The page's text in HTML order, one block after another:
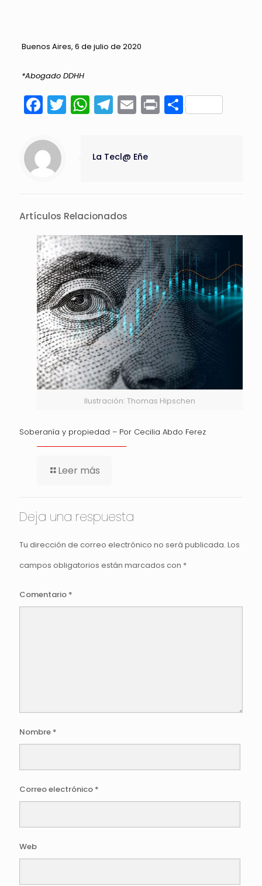
Buenos Aires, 6 de julio de 2020
*Abogado DDHH
Facebook
Twitter
WhatsApp
Telegram
Email
Print
La Tecl@ Eñe
Artículos Relacionados
Ilustración: Thomas Hipschen
Soberanía y propiedad – Por Cecilia Abdo Ferez
Leer más
Deja una respuesta
Tu dirección de correo electrónico no será publicada. Los
campos obligatorios están marcados con *
Comentario *
Nombre *
Correo electrónico *
Web